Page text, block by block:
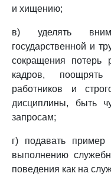
и хищению;
в) уделять
государственной и
сокращения потерь
кадров,
работников и
дисциплины, быть
запросам;
г) подавать пример
выполнению
поведения как на